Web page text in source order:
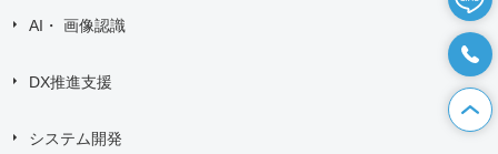
AI・ 画像認識
DX推進支援
システム開発